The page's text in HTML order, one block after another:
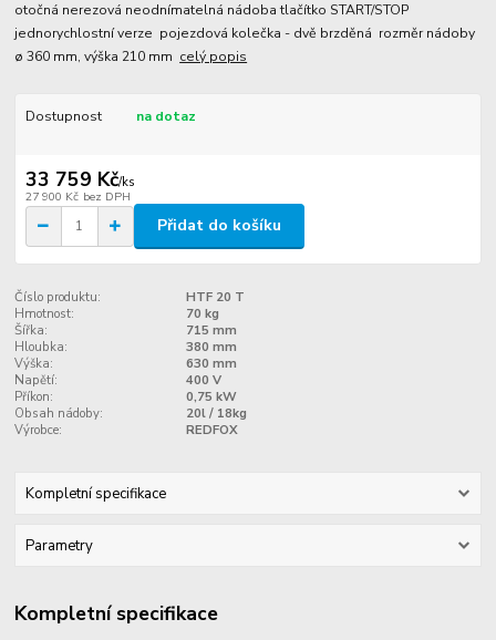
otočná nerezová neodnímatelná nádoba tlačítko START/STOP
jednorychlostní verze pojezdová kolečka - dvě brzděná rozměr nádoby
ø 360 mm, výška 210 mm celý popis
Dostupnost na dotaz
33 759 Kč/ks
27 900 Kč bez DPH
Přidat do košíku
Číslo produktu:
HTF 20 T
Hmotnost:
70 kg
Šířka:
715 mm
Hloubka:
380 mm
Výška:
630 mm
Napětí:
400 V
Příkon:
0,75 kW
Obsah nádoby:
20l / 18kg
Výrobce:
REDFOX
Kompletní specifikace
Parametry
Kompletní specifikace